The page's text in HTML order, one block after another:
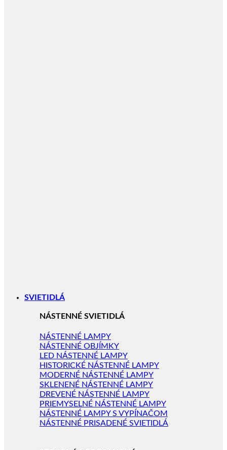
SVIETIDLÁ
NÁSTENNÉ SVIETIDLÁ
NÁSTENNÉ LAMPY
NÁSTENNÉ OBJÍMKY
LED NÁSTENNÉ LAMPY
HISTORICKÉ NÁSTENNÉ LAMPY
MODERNÉ NÁSTENNÉ LAMPY
SKLENENÉ NÁSTENNÉ LAMPY
DREVENÉ NÁSTENNÉ LAMPY
PRIEMYSELNÉ NÁSTENNÉ LAMPY
NÁSTENNÉ LAMPY S VYPÍNAČOM
NÁSTENNÉ PRISADENÉ SVIETIDLÁ